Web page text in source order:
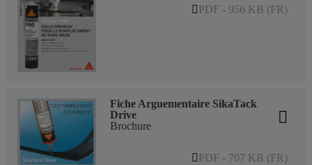
PDF - 956 KB (FR)
Fiche Arguementaire SikaTack
Drive
Brochure
PDF - 707 KB (FR)